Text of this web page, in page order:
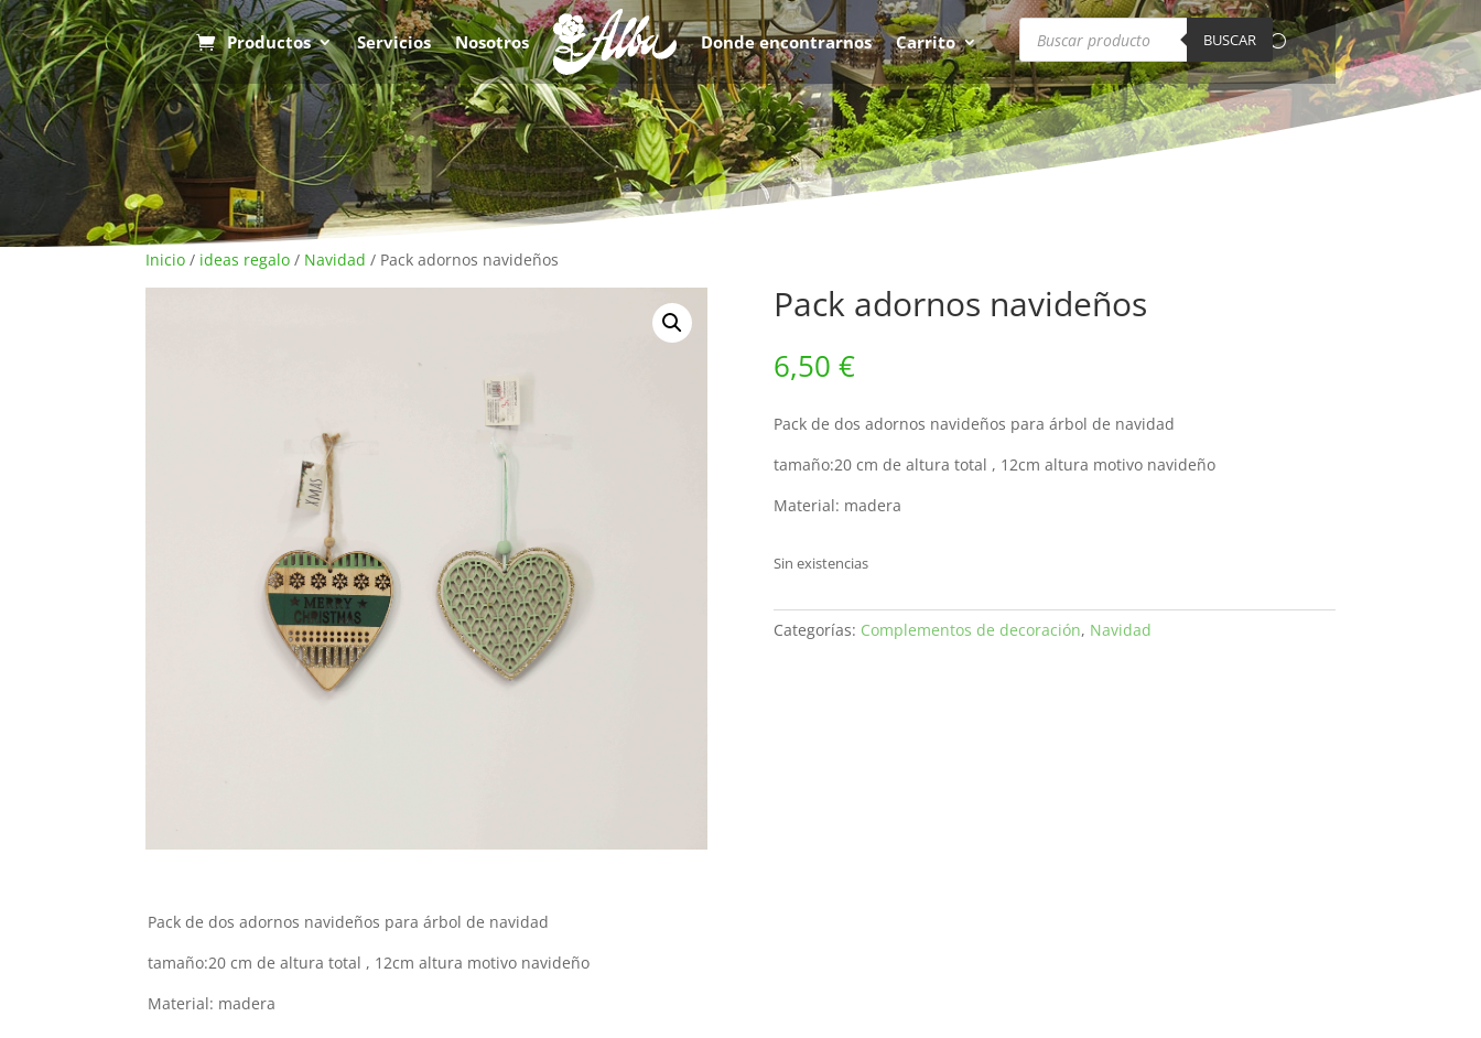
Productos Servicios Nosotros Donde encontrarnos Carrito
Búsqueda
de
productos
BUSCAR
Inicio / ideas regalo / Navidad / Pack adornos navideños
Pack adornos navideños
6,50 €
Pack de dos adornos navideños para árbol de navidad
tamaño:20 cm de altura total , 12cm altura motivo navideño
Material: madera
Sin existencias
Categorías: Complementos de decoración, Navidad
Pack de dos adornos navideños para árbol de navidad
tamaño:20 cm de altura total , 12cm altura motivo navideño
Material: madera